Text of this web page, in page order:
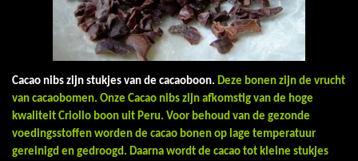
Cacao nibs zijn stukjes van de cacaoboon. Deze bonen zijn de vrucht
van cacaobomen. Onze Cacao nibs zijn afkomstig van de hoge
kwaliteit Criollo boon uit Peru. Voor behoud van de gezonde
voedingsstoffen worden de cacao bonen op lage temperatuur
gereinigd en gedroogd. Daarna wordt de cacao tot kleine stukjes